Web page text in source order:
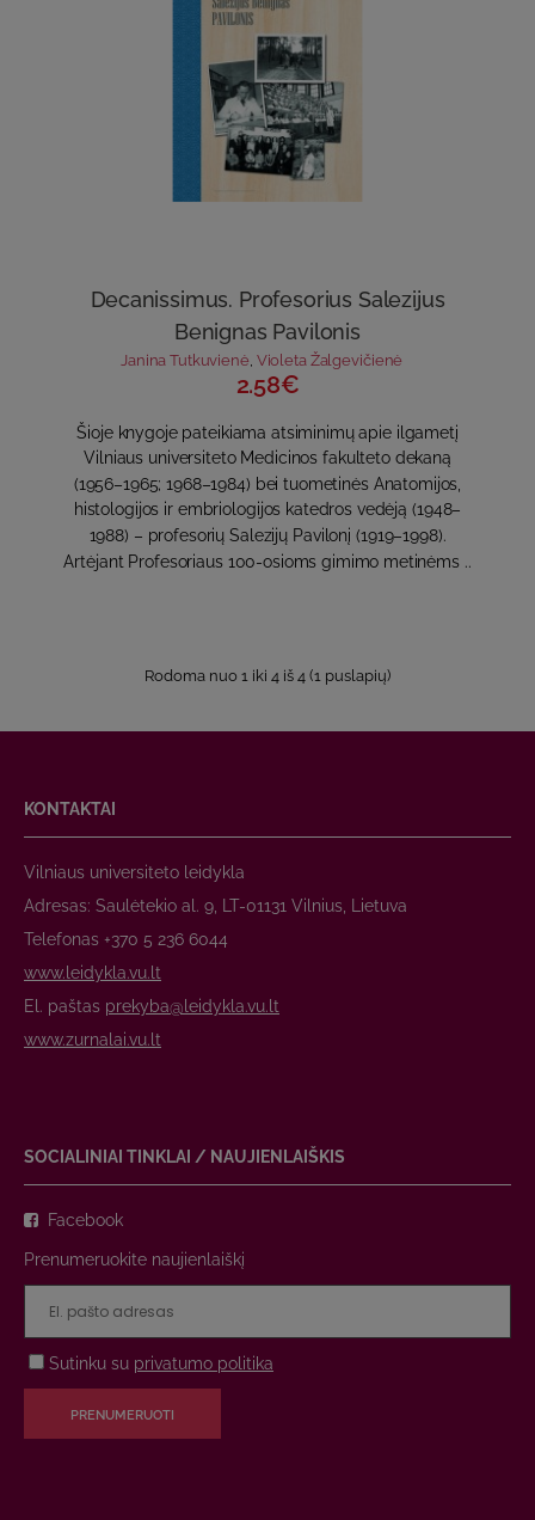
Decanissimus. Profesorius Salezijus
Benignas Pavilonis
Janina Tutkuvienė, Violeta Žalgevičienė
2.58€
Šioje knygoje pateikiama atsiminimų apie ilgametį
Vilniaus universiteto Medicinos fakulteto dekaną
(1956–1965; 1968–1984) bei tuometinės Anatomijos,
histologijos ir embriologijos katedros vedėją (1948–
1988) – profesorių Salezijų Pavilonį (1919–1998).
Artėjant Profesoriaus 100-osioms gimimo metinėms ..
Rodoma nuo 1 iki 4 iš 4 (1 puslapių)
KONTAKTAI
Vilniaus universiteto leidykla
Adresas: Saulėtekio al. 9, LT-01131 Vilnius, Lietuva
Telefonas +370 5 236 6044
www.leidykla.vu.lt
El. paštas prekyba@leidykla.vu.lt
www.zurnalai.vu.lt
SOCIALINIAI TINKLAI / NAUJIENLAIŠKIS
Facebook
Prenumeruokite naujienlaiškį
Sutinku su privatumo politika
PRENUMERUOTI